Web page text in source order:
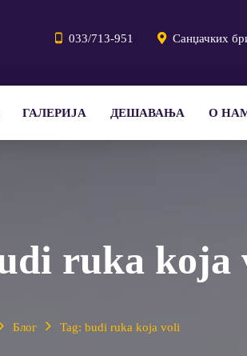
033/713-951 Санџачких
ГАЛЕРИЈА ДЕШАВАЊА О
ruka koja
Блог Tag: budi ruka koja voli